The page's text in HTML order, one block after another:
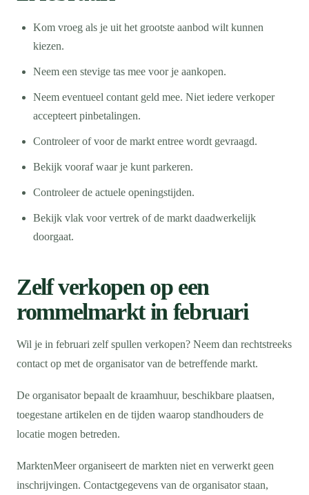
Kom vroeg als je uit het grootste aanbod wilt kunnen
kiezen.
Neem een stevige tas mee voor je aankopen.
Neem eventueel contant geld mee. Niet iedere verkoper
accepteert pinbetalingen.
Controleer of voor de markt entree wordt gevraagd.
Bekijk vooraf waar je kunt parkeren.
Controleer de actuele openingstijden.
Bekijk vlak voor vertrek of de markt daadwerkelijk
doorgaat.
Zelf verkopen op een
rommelmarkt in februari
Wil je in februari zelf spullen verkopen? Neem dan rechtstreeks
contact op met de organisator van de betreffende markt.
De organisator bepaalt de kraamhuur, beschikbare plaatsen,
toegestane artikelen en de tijden waarop standhouders de
locatie mogen betreden.
MarktenMeer organiseert de markten niet en verwerkt geen
inschrijvingen. Contactgegevens van de organisator staan,